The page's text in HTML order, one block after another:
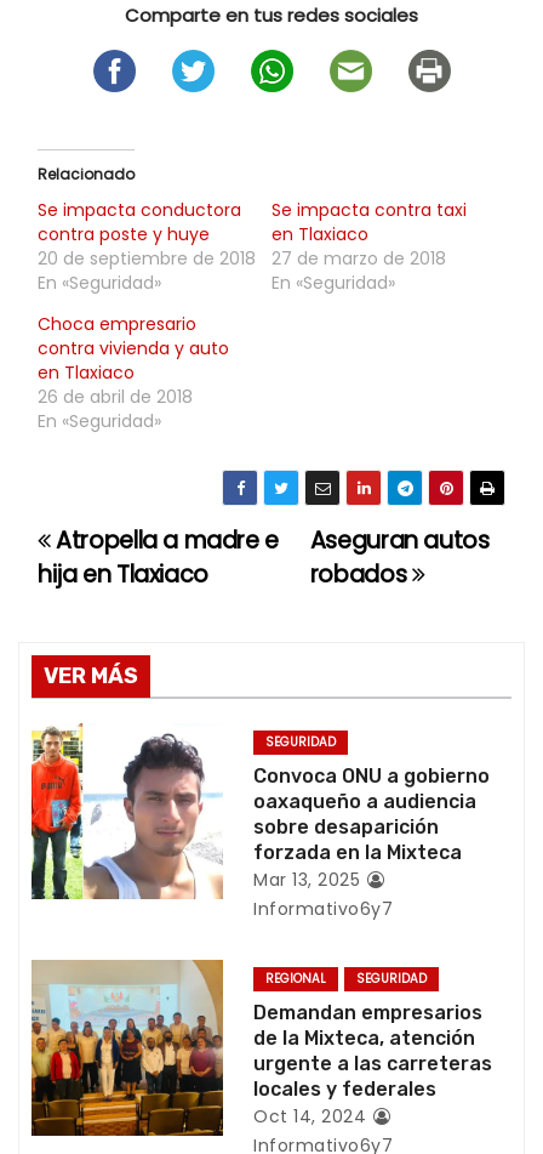
Comparte en tus redes sociales
Relacionado
Se impacta conductora
contra poste y huye
20 de septiembre de 2018
En «Seguridad»
Se impacta contra taxi
en Tlaxiaco
27 de marzo de 2018
En «Seguridad»
Choca empresario
contra vivienda y auto
en Tlaxiaco
26 de abril de 2018
En «Seguridad»
N
a
v
e
g
a
c
i
ó
n
d
e
Aseguran autos
robados
Atropella a madre e
hija en Tlaxiaco
VER MÁS
SEGURIDAD
Convoca ONU a gobierno
oaxaqueño a audiencia
sobre desaparición
forzada en la Mixteca
Mar 13, 2025
Informativo6y7
REGIONAL SEGURIDAD
Demandan empresarios
de la Mixteca, atención
urgente a las carreteras
locales y federales
Oct 14, 2024
Informativo6y7